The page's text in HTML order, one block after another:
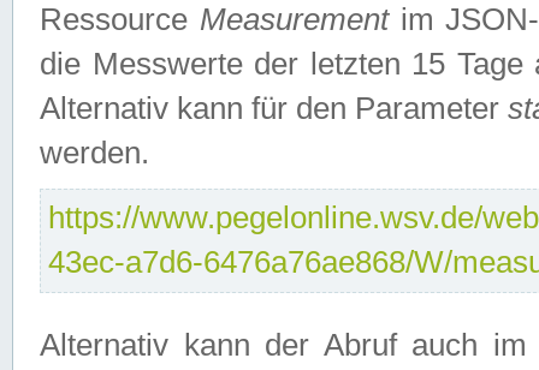
Ressource Measurementim JSON-
die Messwerte der letzten 15
Alternativ kann für den Parameter
werden.
https://www.pegelonline.wsv.de/
43ec-a7d6-6476a76ae868/W/
Alternativ kann der Abruf auch